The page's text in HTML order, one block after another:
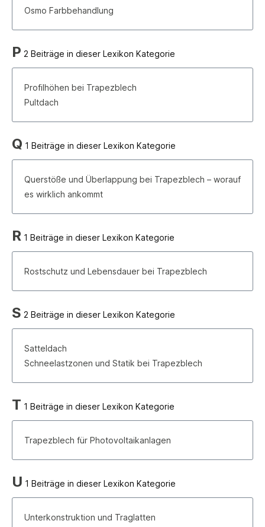
Osmo Farbbehandlung
P 2 Beiträge in dieser Lexikon Kategorie
Profilhöhen bei Trapezblech
Pultdach
Q 1 Beiträge in dieser Lexikon Kategorie
Querstöße und Überlappung bei Trapezblech – worauf
es wirklich ankommt
R 1 Beiträge in dieser Lexikon Kategorie
Rostschutz und Lebensdauer bei Trapezblech
S 2 Beiträge in dieser Lexikon Kategorie
Satteldach
Schneelastzonen und Statik bei Trapezblech
T 1 Beiträge in dieser Lexikon Kategorie
Trapezblech für Photovoltaikanlagen
U 1 Beiträge in dieser Lexikon Kategorie
Unterkonstruktion und Traglatten